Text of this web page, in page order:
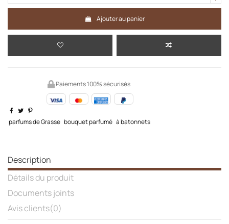
Ajouter au panier
Paiements 100% sécurisés
parfums de Grasse bouquet parfumé à batonnets
Description
Détails du produit
Documents joints
Avis clients(0)